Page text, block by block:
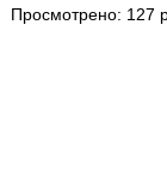
Просмотрено: 127